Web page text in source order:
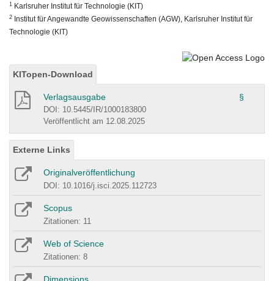
1 Karlsruher Institut für Technologie (KIT)
2 Institut für Angewandte Geowissenschaften (AGW), Karlsruher Institut für
Technologie (KIT)
KITopen-Download
Verlagsausgabe §
DOI: 10.5445/IR/1000183800
Veröffentlicht am 12.08.2025
Externe Links
Originalveröffentlichung
DOI: 10.1016/j.isci.2025.112723
Scopus
Zitationen: 11
Web of Science
Zitationen: 8